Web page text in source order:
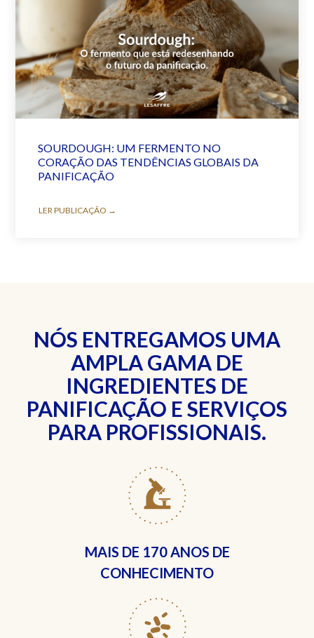
SOURDOUGH: UM FERMENTO NO
CORAÇÃO DAS TENDÊNCIAS GLOBAIS DA
PANIFICAÇÃO
LER PUBLICAÇÃO →
NÓS ENTREGAMOS UMA
AMPLA GAMA DE
INGREDIENTES DE
PANIFICAÇÃO E SERVIÇOS
PARA PROFISSIONAIS.
MAIS DE 170 ANOS DE
CONHECIMENTO